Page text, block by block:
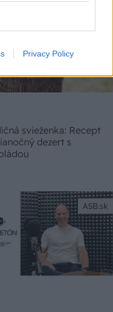
Privacy Policy
svieženka: Recept
dezert s
ASB.sk